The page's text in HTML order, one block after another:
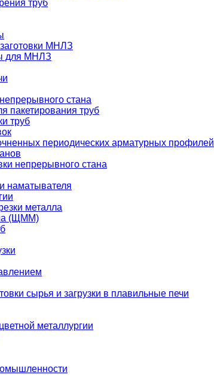
труб
МНЛЗ
для МНЛЗ
стана
пакетирования труб
труб
периодических арматурных профилей
непрерывного стана
наматывателя
металла
(ЩММ)
сырья и загрузки в плавильные печи
металлургии